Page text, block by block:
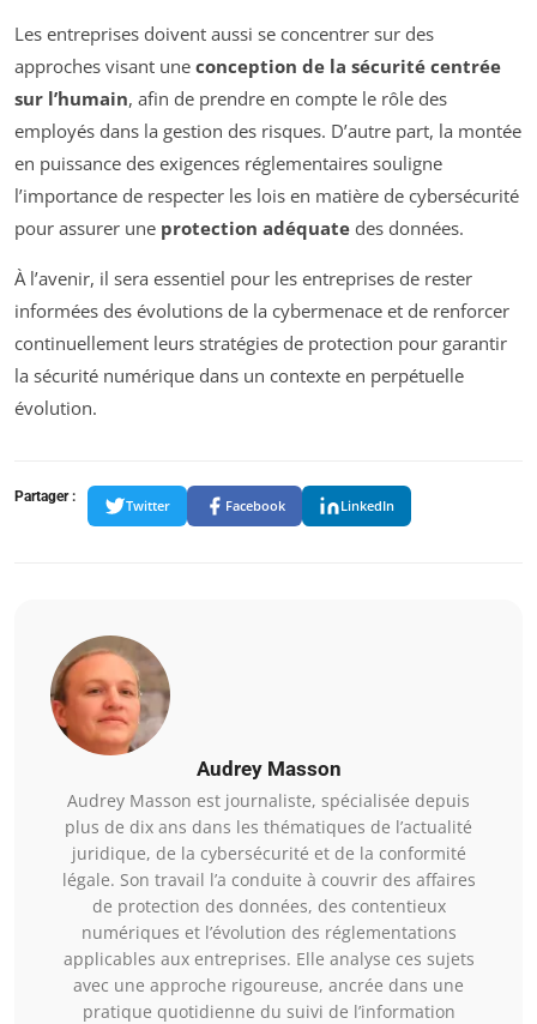
Les entreprises doivent aussi se concentrer sur des
approches visant une conception de la sécurité centrée
sur l’humain, afin de prendre en compte le rôle des
employés dans la gestion des risques. D’autre part, la montée
en puissance des exigences réglementaires souligne
l’importance de respecter les lois en matière de cybersécurité
pour assurer une protection adéquate des données.
À l’avenir, il sera essentiel pour les entreprises de rester
informées des évolutions de la cybermenace et de renforcer
continuellement leurs stratégies de protection pour garantir
la sécurité numérique dans un contexte en perpétuelle
évolution.
Partager :
Twitter Facebook LinkedIn
Audrey Masson
Audrey Masson est journaliste, spécialisée depuis
plus de dix ans dans les thématiques de l’actualité
juridique, de la cybersécurité et de la conformité
légale. Son travail l’a conduite à couvrir des affaires
de protection des données, des contentieux
numériques et l’évolution des réglementations
applicables aux entreprises. Elle analyse ces sujets
avec une approche rigoureuse, ancrée dans une
pratique quotidienne du suivi de l’information